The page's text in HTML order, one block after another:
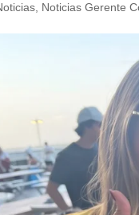
Noticias Gerente